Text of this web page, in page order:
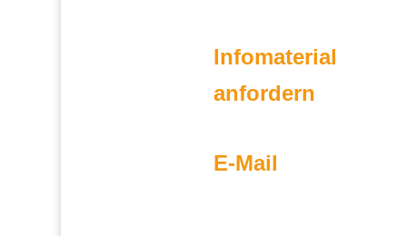
Infomaterial
anfordern
E-Mail